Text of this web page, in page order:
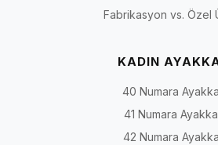
Fabrikasyon vs. Özel
KADIN
40 Numara
41 Numara
42 Numara